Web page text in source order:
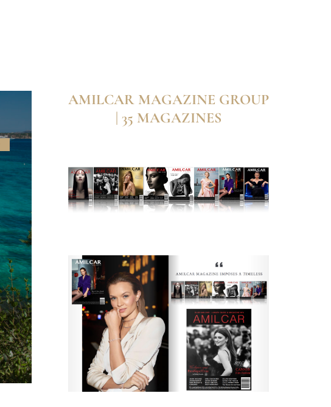
AMILCAR MAGAZINE GROUP
| 35 MAGAZINES